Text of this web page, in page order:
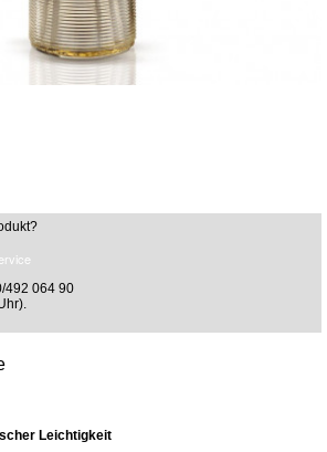
492 064 90
Leichtigkeit